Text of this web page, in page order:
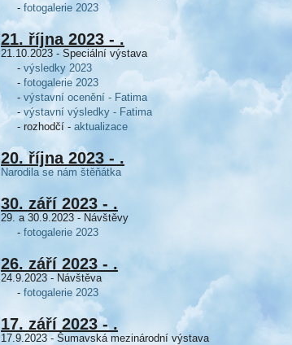
- fotogalerie 2023
21. října 2023 - .
21.10.2023 - Speciální výstava
- výsledky 2023
- fotogalerie 2023
- výstavní ocenění - Fatima
-výstavní výsledky - Fatima
- rozhodčí - aktualizace
20. října 2023 - .
Narodila se nám štěňátka
30. září 2023 - .
29. a 30.9.2023 - Návštěvy
- fotogalerie 2023
26. září 2023 - .
24.9.2023 - Návštěva
- fotogalerie 2023
17. září 2023 - .
17.9.2023 - Šumavská mezinárodní výstava